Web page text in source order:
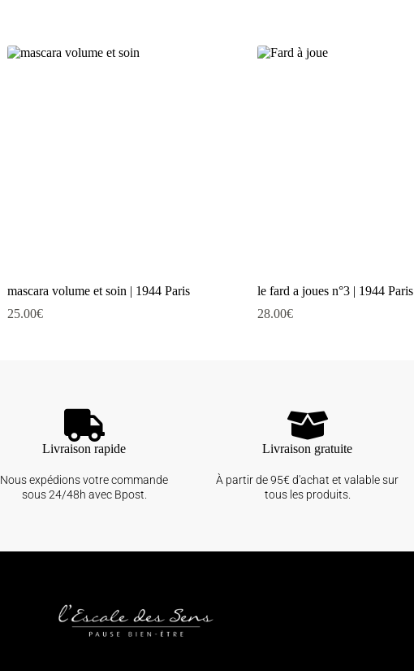
mascara volume et soin | 1944 Paris
25.00€
le fard a joues n°3 | 1944 Paris
28.00€
Livraison rapide
Nous expédions votre commande
sous 24/48h avec Bpost.
Livraison gratuite
À partir de 95€ d'achat et valable sur
tous les produits.